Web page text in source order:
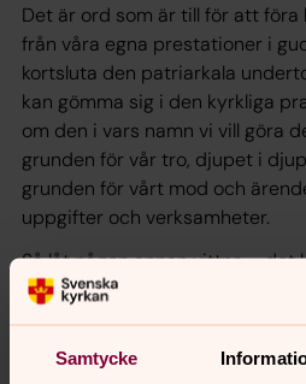
Samtycke
Det är ord som är till för att
från våra egna prestationer i
kortsluta den patriarkala
kan gömma sig i den kyrkliga
om den i vars namn vi vill göra
grunden för vår tro, djupet i
grunden för vårt mod och
uppgifter och verksamheter.
Så låt någon annan vittna – det
hela tiden i dagens
vittna. Och då måste vi släppa
våra egna verk.